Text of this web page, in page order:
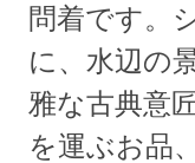
問着です。
に、水辺の
雅な古典意
を運ぶお品